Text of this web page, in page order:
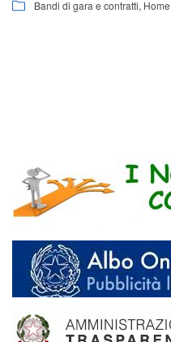
Bandi di gara e contratti,